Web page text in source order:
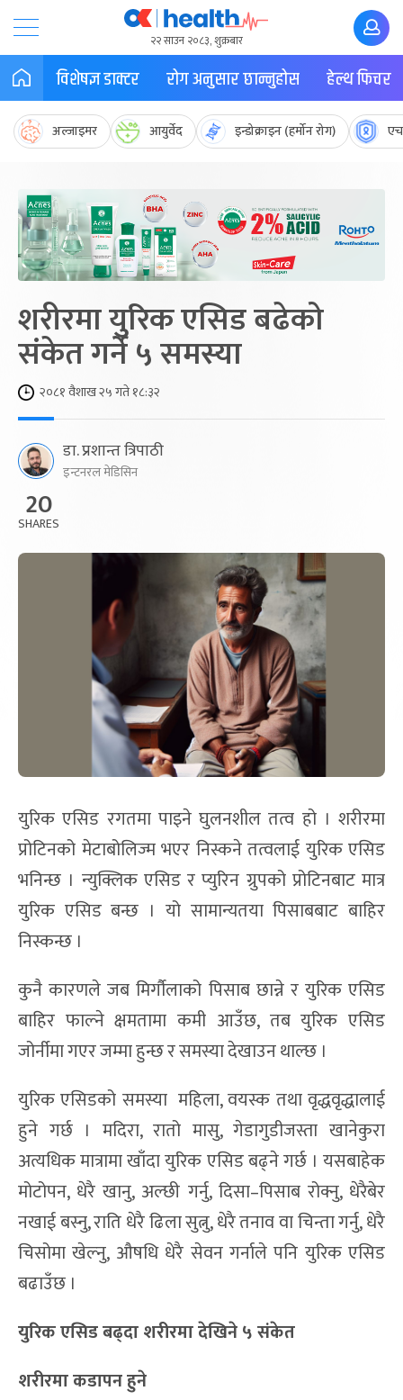
२२ साउन २०८३, शुक्रबार
विशेषज्ञ डाक्टर रोग अनुसार छान्नुहोस हेल्थ फिचर
अल्जाइमर आयुर्वेद इन्डोक्राइन (हर्मोन रोग)
शरीरमा युरिक एसिड बढेको
संकेत गर्ने ५ समस्या
२०८१ वैशाख २५ गते १८:३२
डा. प्रशान्त त्रिपाठी
इन्टनरल मेडिसिन
20
SHARES
युरिक एसिड रगतमा पाइने घुलनशील तत्व हो । शरीरमा
प्रोटिनको मेटाबोलिज्म भएर निस्कने तत्वलाई युरिक एसिड
भनिन्छ । न्युक्लिक एसिड र प्युरिन ग्रुपको प्रोटिनबाट मात्र
युरिक एसिड बन्छ । यो सामान्यतया पिसाबबाट बाहिर
निस्कन्छ ।
कुनै कारणले जब मिर्गौलाको पिसाब छान्ने र युरिक एसिड
बाहिर फाल्ने क्षमतामा कमी आउँछ, तब युरिक एसिड
जोर्नीमा गएर जम्मा हुन्छ र समस्या देखाउन थाल्छ ।
युरिक एसिडको समस्या महिला, वयस्क तथा वृद्धवृद्धालाई
हुने गर्छ । मदिरा, रातो मासु, गेडागुडीजस्ता खानेकुरा
अत्यधिक मात्रामा खाँदा युरिक एसिड बढ्ने गर्छ । यसबाहेक
मोटोपन, धेरै खानु, अल्छी गर्नु, दिसा–पिसाब रोक्नु, धेरैबेर
नखाई बस्नु, राति धेरै ढिला सुत्नु, धेरै तनाव वा चिन्ता गर्नु, धेरै
चिसोमा खेल्नु, औषधि धेरै सेवन गर्नाले पनि युरिक एसिड
बढाउँछ ।
युरिक एसिडबढ्दा शरीरमा देखिने ५ संकेत
शरीरमा कडापन हुने